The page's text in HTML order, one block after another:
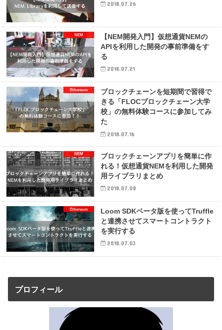
2018.07.26
NEM
【NEM開発入門】仮想通貨NEMの
APIを利用した開発の事前準備をす
る
2018.07.21
Ethereum
ブロックチェーンを短期間で習得で
きる「FLOCブロックチェーン大学
校」の無料体験コースに参加してみ
た
2018.07.16
NEM
ブロックチェーンアプリを簡単に作
れる！仮想通貨NEMを利用した開発
用ライブラリまとめ
2018.07.08
Ethereum
Loom SDKベータ版を使ってTruffle
と連携させてスマートコントラクト
を実行する
2018.07.03
プロフィール